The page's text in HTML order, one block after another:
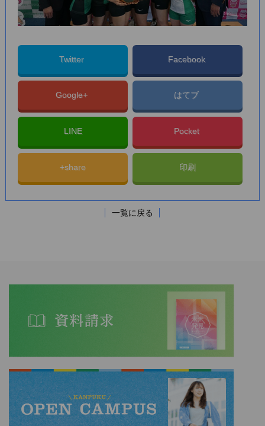
Twitter Facebook
Google+ はてブ
LINE Pocket
+share 印刷
一覧に戻る